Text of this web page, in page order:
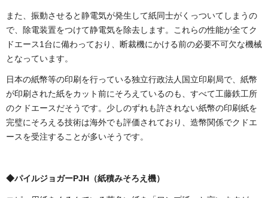
また、振動させると静電気が発生して紙同士がくっついてしまうの
で、除電装置をつけて静電気を除去します。これらの性能が全てク
ドエース1台に備わっており、断裁機にかける前の必要不可欠な機械
となっています。
日本の紙幣等の印刷を行っている独立行政法人国立印刷局で、紙幣
が印刷された紙をカット前にそろえているのも、すべて工藤鉄工所
のクドエースだそうです。少しのずれも許されない紙幣の印刷紙を
完璧にそろえる技術は海外でも評価されており、造幣関係でクドエ
ースを受注することが多いそうです。
◆パイルジョガーPJH（紙積みそろえ機）